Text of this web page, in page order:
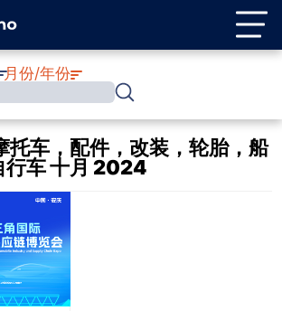
月份/年份
托车，配件，改装，轮胎，船
行车 十月 2024